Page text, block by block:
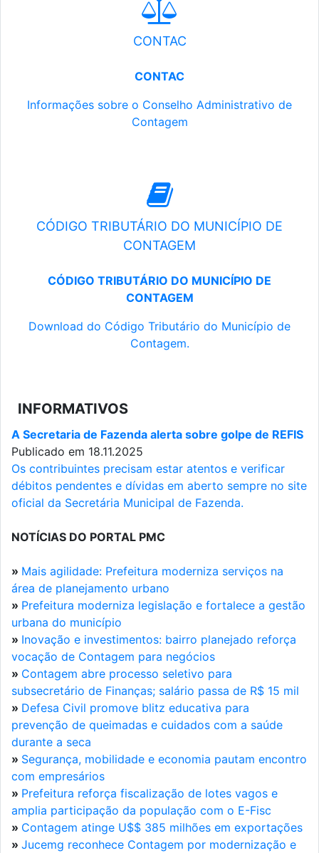
CONTAC
CONTAC
Informações sobre o Conselho Administrativo de
Contagem
CÓDIGO TRIBUTÁRIO DO MUNICÍPIO DE
CONTAGEM
CÓDIGO TRIBUTÁRIO DO MUNICÍPIO DE
CONTAGEM
Download do Código Tributário do Município de
Contagem.
INFORMATIVOS
A Secretaria de Fazenda alerta sobre golpe de REFIS
Publicado em 18.11.2025
Os contribuintes precisam estar atentos e verificar
débitos pendentes e dívidas em aberto sempre no site
oficial da Secretária Municipal de Fazenda.
NOTÍCIAS DO PORTAL PMC
» Mais agilidade: Prefeitura moderniza serviços na
área de planejamento urbano
» Prefeitura moderniza legislação e fortalece a gestão
urbana do município
» Inovação e investimentos: bairro planejado reforça
vocação de Contagem para negócios
» Contagem abre processo seletivo para
subsecretário de Finanças; salário passa de R$ 15 mil
» Defesa Civil promove blitz educativa para
prevenção de queimadas e cuidados com a saúde
durante a seca
» Segurança, mobilidade e economia pautam encontro
com empresários
» Prefeitura reforça fiscalização de lotes vagos e
amplia participação da população com o E-Fisc
» Contagem atinge U$$ 385 milhões em exportações
» Jucemg reconhece Contagem por modernização e